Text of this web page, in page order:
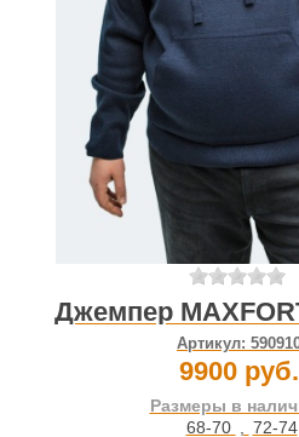
Джемпер
Артикул:
9900 руб.
Размеры в
68-70 , 72-74